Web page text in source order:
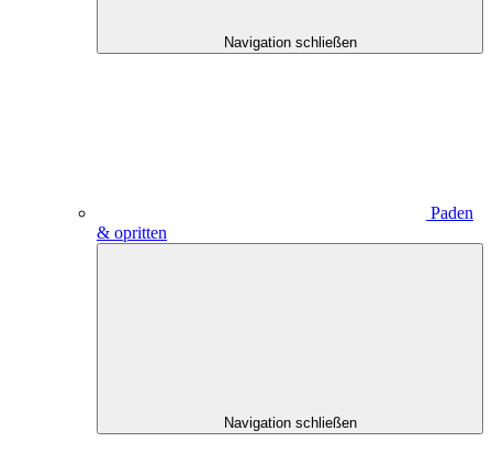
Navigation schließen
Paden
& opritten
Navigation schließen